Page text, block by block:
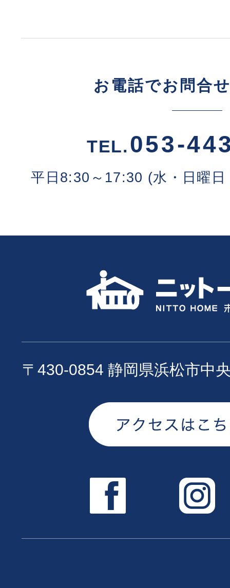
お電話でお問合
TEL.053-
平日8:30～17:30 (水・日曜
〒430-0854 静岡県浜松市中